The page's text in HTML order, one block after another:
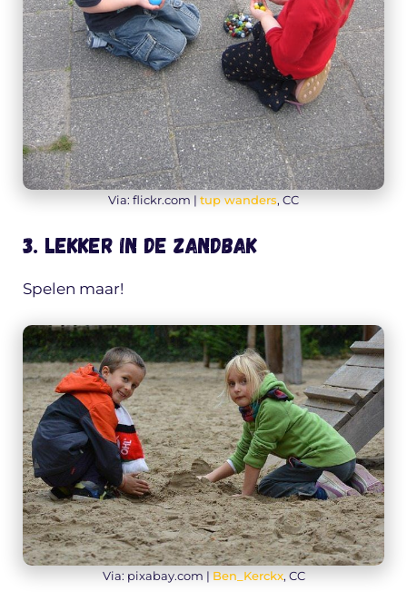
Via: flickr.com | tup wanders, CC
3. Lekker in de zandbak
Spelen maar!
Via: pixabay.com | Ben_Kerckx, CC